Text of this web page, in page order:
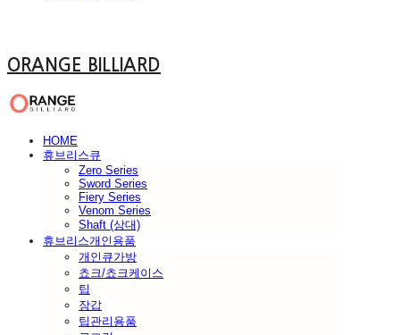
ORANGE BILLIARD
HOME
휴브리스큐
Zero Series
Sword Series
Fiery Series
Venom Series
Shaft (상대)
휴브리스개인용품
개인큐가방
쵸크/쵸크케이스
팁
장갑
팁관리용품